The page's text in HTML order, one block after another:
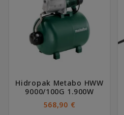
Hidropak Metabo HWW
9000/100G 1.900W
568,90 €